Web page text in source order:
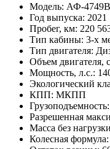
Модель: АФ-
Год выпуска: 2021
Пробег, км: 220
Тип кабины: 3-х
Тип двигателя:
Объем двигателя,
Мощность, л.с.:
Экологический
КПП: МКПП
Разрешенная
Масса без
Колесная